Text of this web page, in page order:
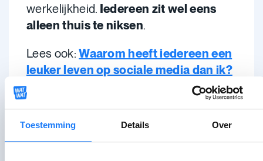
Toestemming Details Over
werkelijkheid. Iedereen zit wel eens
alleen thuis te niksen.
Lees ook:Waarom heeft iedereen een
leuker leven op sociale media dan ik?
Wat kan ik doen?
Planquality time